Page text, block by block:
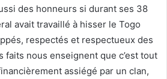
des honneurs si durant ses 38
avait travaillé à hisser le Togo
respectés et respectueux des
faits nous enseignent que c’est tout
assiégé par un clan,